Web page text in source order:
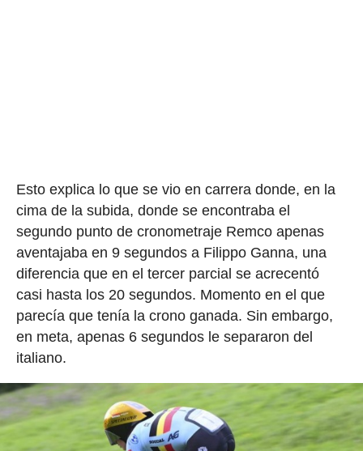
Esto explica lo que se vio en carrera donde, en la
cima de la subida, donde se encontraba el
segundo punto de cronometraje Remco apenas
aventajaba en 9 segundos a Filippo Ganna, una
diferencia que en el tercer parcial se acrecentó
casi hasta los 20 segundos. Momento en el que
parecía que tenía la crono ganada. Sin embargo,
en meta, apenas 6 segundos le separaron del
italiano.